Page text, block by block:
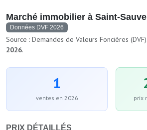
Marché immobilier à Saint-
Données DVF 2026
Source : Demandes de Valeurs Foncières
2026.
1
ventes en 2026 prix
PRIX DÉTAILLÉS